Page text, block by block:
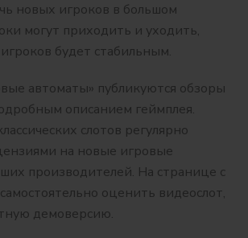
новых игроков в большом
могут приходить и уходить,
будет стабильным.
автоматы» публикуются обзоры
описанием геймплея.
слотов регулярно
на новые игровые
производителей. На странице с
оценить видеослот,
демоверсию.